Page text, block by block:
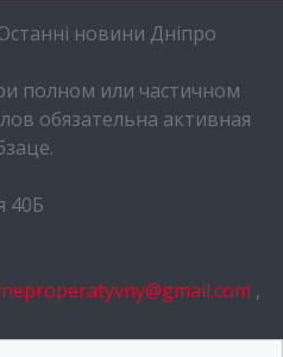
новини Дніпро
полном или частичном
обязательна активная
40Б
,